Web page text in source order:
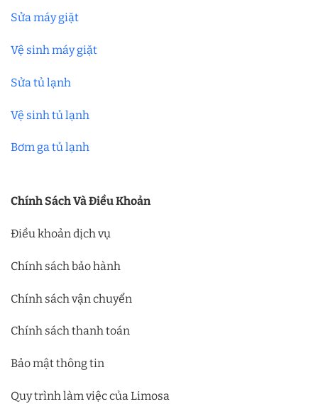
Sửa máy giặt
Vệ sinh máy giặt
Sửa tủ lạnh
Vệ sinh tủ lạnh
Bơm ga tủ lạnh
Chính Sách Và Điều Khoản
Điều khoản dịch vụ
Chính sách bảo hành
Chính sách vận chuyển
Chính sách thanh toán
Bảo mật thông tin
Quy trình làm việc của Limosa